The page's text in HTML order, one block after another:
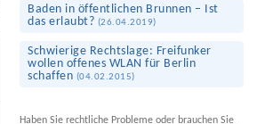
Baden in öffentlichen Brunnen – Ist
das erlaubt? (26.04.2019)
Schwierige Rechtslage: Freifunker
wollen offenes WLAN für Berlin
schaffen (04.02.2015)
Haben Sie rechtliche Probleme oder brauchen Sie